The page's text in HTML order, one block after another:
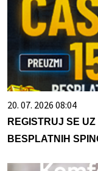
20. 07. 2026 08:04
REGISTRUJ SE
BESPLATNIH